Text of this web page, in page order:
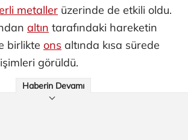
metaller üzerinde de etkili oldu.
altın tarafındaki hareketin
birlikte ons altında kısa sürede
görüldü.
Haberin Devamı